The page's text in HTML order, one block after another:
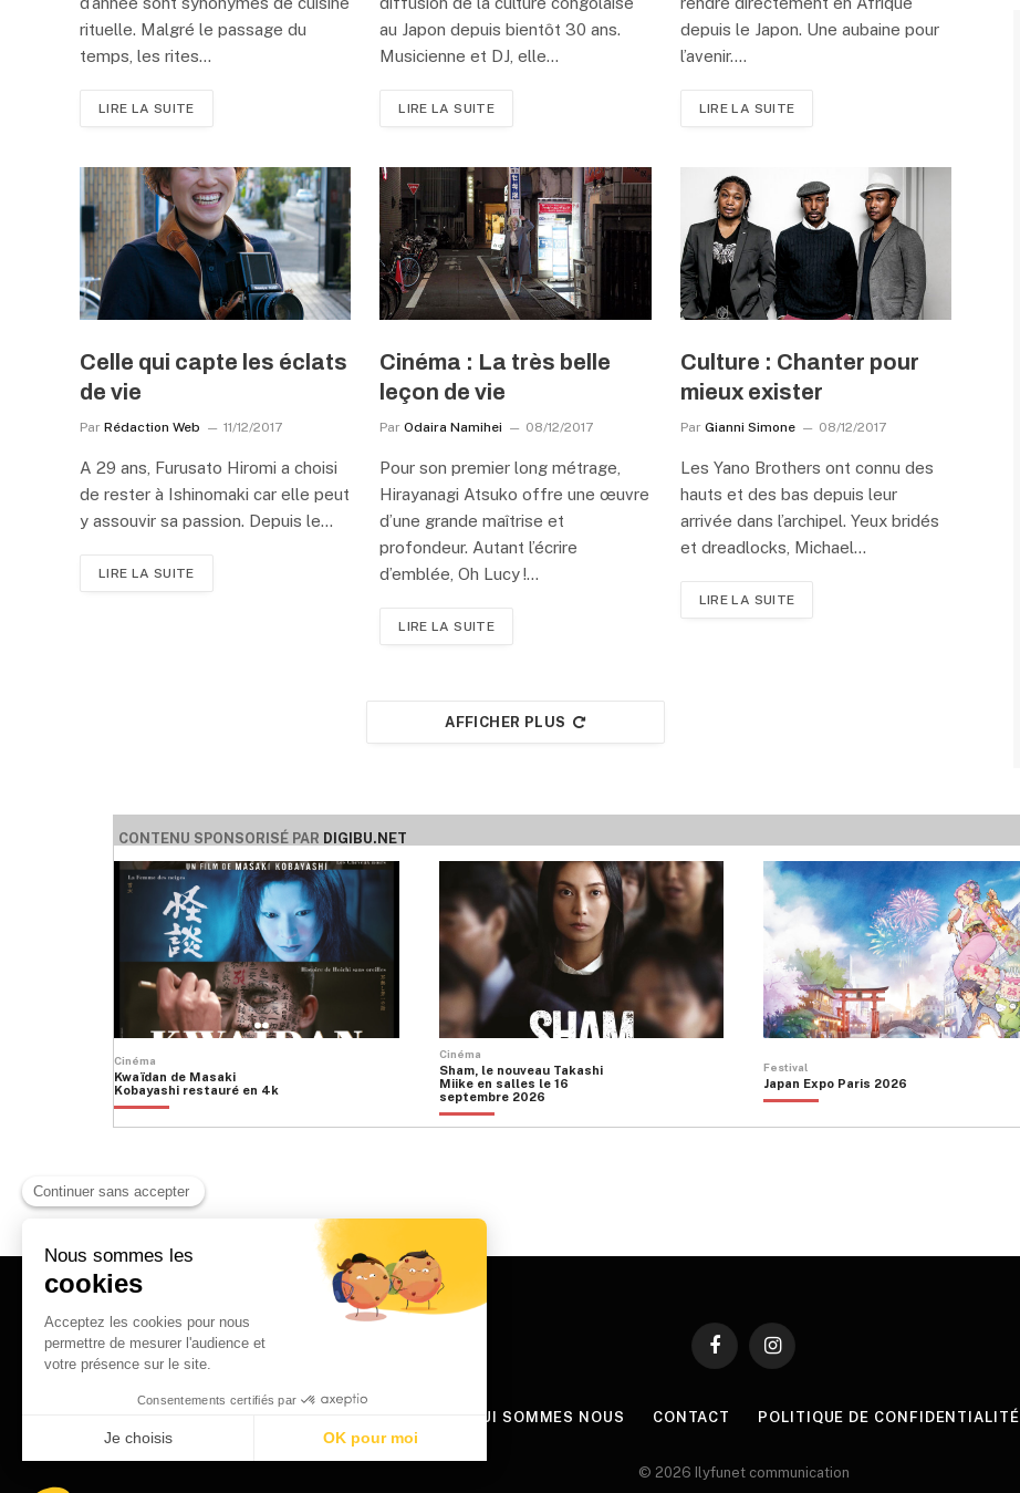
rituelle. Malgré le passage du
temps, les rites…
LIRE LA SUITE
au Japon depuis bientôt 30 ans.
Musicienne et DJ, elle…
LIRE LA SUITE
depuis le Japon. Une aubaine pour
l’avenir.…
LIRE LA SUITE
Celle qui capte les éclats
de vie
Par Rédaction Web 11/12/2017
A 29 ans, Furusato Hiromi a choisi
de rester à Ishinomaki car elle peut
y assouvir sa passion. Depuis le…
LIRE LA SUITE
Cinéma : La très belle
leçon de vie
Par Odaira Namihei 08/12/2017
Pour son premier long métrage,
Hirayanagi Atsuko offre une œuvre
d’une grande maîtrise et
profondeur. Autant l’écrire
d’emblée, Oh Lucy !…
LIRE LA SUITE
Culture : Chanter pour
mieux exister
Par Gianni Simone 08/12/2017
Les Yano Brothers ont connu des
hauts et des bas depuis leur
arrivée dans l’archipel. Yeux bridés
et dreadlocks, Michael…
LIRE LA SUITE
AFFICHER PLUS
CONTENU SPONSORISÉ PAR DIGIBU.NET
Cinéma
Kwaïdan de Masaki
Kobayashi restauré en 4k
Cinéma
Sham, le nouveau Takashi
Miike en salles le 16
septembre 2026
Festival
Japan Expo Paris 2026
FacebookInstagram
QUI SOMMES NOUS CONTACT POLITIQUE DE CONFIDENTIALITÉ
© 2026 Ilyfunet communication